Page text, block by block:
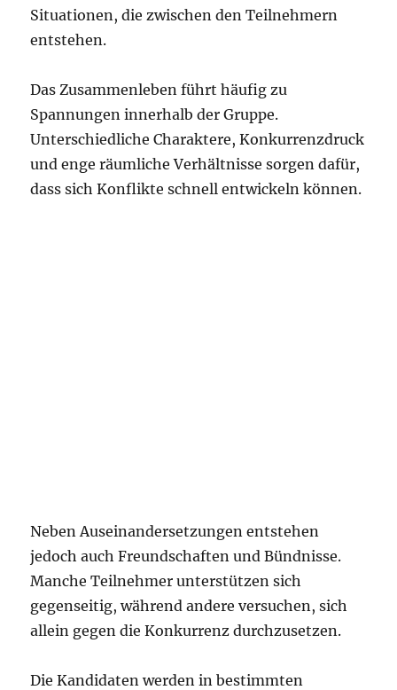
Situationen, die zwischen den Teilnehmern
entstehen.
Das Zusammenleben führt häufig zu
Spannungen innerhalb der Gruppe.
Unterschiedliche Charaktere, Konkurrenzdruck
und enge räumliche Verhältnisse sorgen dafür,
dass sich Konflikte schnell entwickeln können.
Neben Auseinandersetzungen entstehen
jedoch auch Freundschaften und Bündnisse.
Manche Teilnehmer unterstützen sich
gegenseitig, während andere versuchen, sich
allein gegen die Konkurrenz durchzusetzen.
Die Kandidaten werden in bestimmten